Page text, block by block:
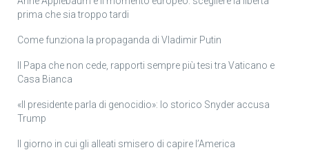
prima che sia troppo tardi
Come funziona la propaganda di Vladimir Putin
Il Papa che non cede, rapporti sempre più tesi tra Vaticano e
Casa Bianca
«Il presidente parla di genocidio»: lo storico Snyder accusa
Trump
Il giorno in cui gli alleati smisero di capire l’America